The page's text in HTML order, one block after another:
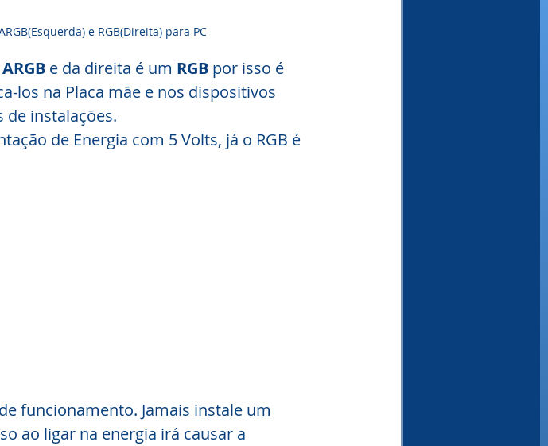
e RGB(Direita) para PC
ARGB e da direita é um RGB por isso é
los na Placa mãe e nos dispositivos
de instalações.
de Energia com 5 Volts, já o RGB é
funcionamento. Jamais instale um
ao ligar na energia irá causar a